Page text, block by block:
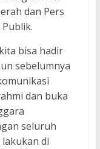
dan Pers
bisa hadir
sebelumnya
dan buka
seluruh
di